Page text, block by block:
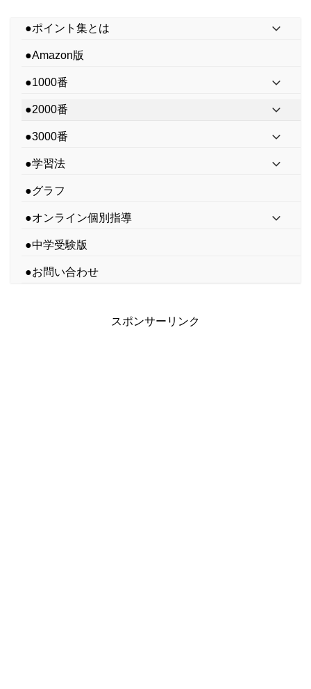
●ポイント集とは
●Amazon版
●1000番
●2000番
●3000番
●学習法
●グラフ
●オンライン個別指導
●中学受験版
●お問い合わせ
スポンサーリンク